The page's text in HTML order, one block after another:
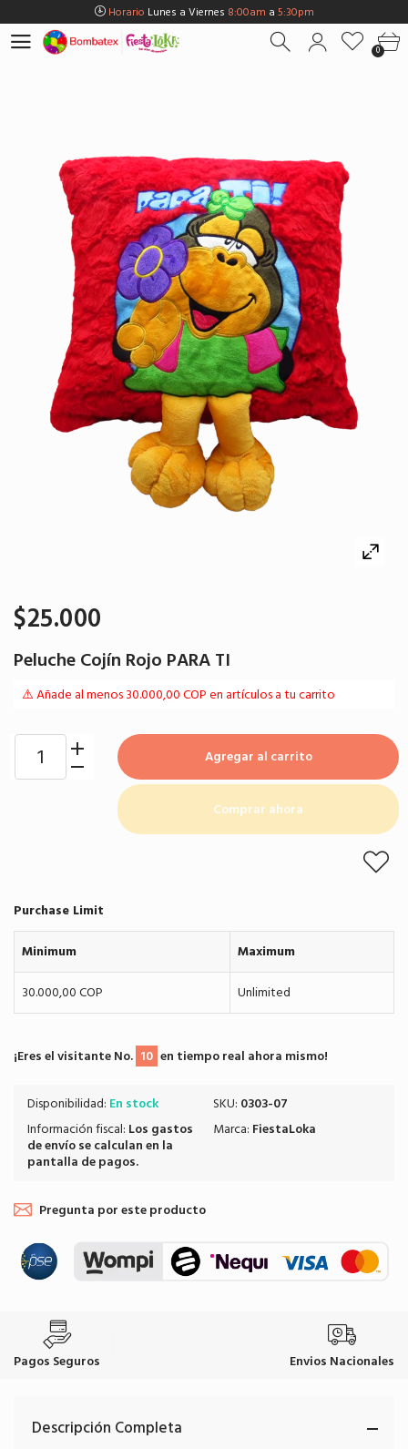
Horario Lunes a Viernes 8:00am a 5:30pm
HorarioSábados
5:00pm
HorarioDomingos y Fest.9:00ama3:00pm
0
$25.000
Peluche Cojín Rojo PARA TI
¡Eres el visitante No. 10 en tiempo real ahora mismo!
Disponibilidad: En stock
Información fiscal: Los gastos
de envíose calculan en la
pantalla de pagos.
SKU: 0303-07
Marca: FiestaLoka
⚠️ Añade al menos 30.000,00 COP en artículos a tu carrito
Agregar al carrito
Comprar ahora
Purchase Limit
Minimum
Maximum
30.000,00 COP
Unlimited
Pregunta por este producto
Pagos Seguros Envios Nacionales
Descripción Completa